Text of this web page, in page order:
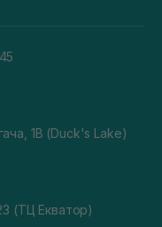
1В (Duck's Lake)
(ТЦ Екватор)